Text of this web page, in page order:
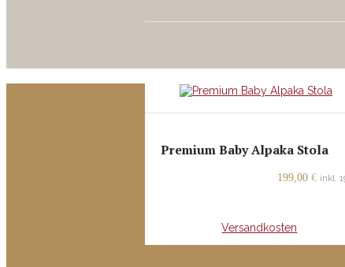
Premium Baby Alpaka Stola
199,00€ inkl.
+Versandkosten